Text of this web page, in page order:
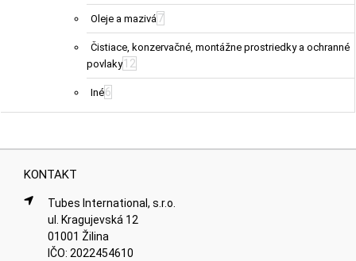
Oleje a mazivá7
Čistiace, konzervačné, montážne prostriedky a ochranné
povlaky 12
Iné6
KONTAKT
Tubes International, s.r.o.
ul. Kragujevská 12
01001 Žilina
IČO: 2022454610